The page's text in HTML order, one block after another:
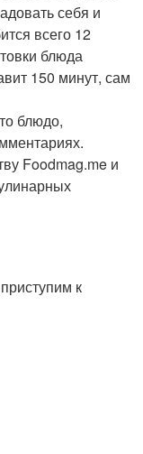
себя и
всего 12
блюда
150 минут, сам
блюдо,
Foodmag.me и
к